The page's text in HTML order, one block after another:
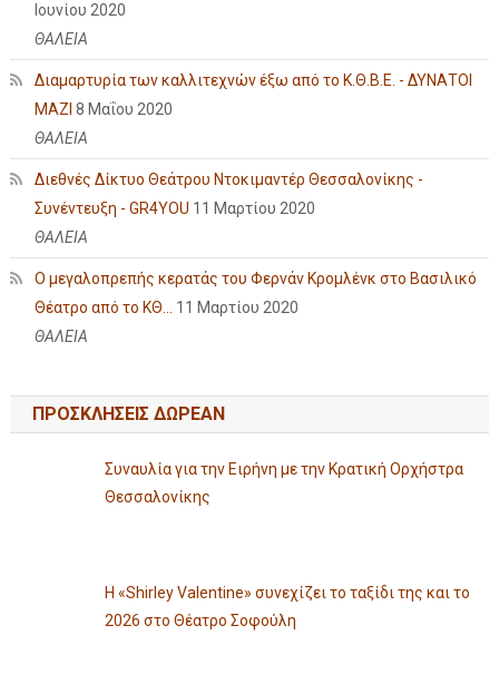
Ιουνίου 2020
ΘΑΛΕΙΑ
Διαμαρτυρία των καλλιτεχνών έξω από το Κ.Θ.Β.Ε. - ΔΥΝΑΤΟΙ
ΜΑΖΙ 8 Μαΐου 2020
ΘΑΛΕΙΑ
Διεθνές Δίκτυο Θεάτρου Ντοκιμαντέρ Θεσσαλονίκης -
Συνέντευξη - GR4YOU 11 Μαρτίου 2020
ΘΑΛΕΙΑ
Ο μεγαλοπρεπής κερατάς του Φερνάν Κρομλένκ στο Βασιλικό
Θέατρο από το ΚΘ... 11 Μαρτίου 2020
ΘΑΛΕΙΑ
ΠΡΟΣΚΛΗΣΕΙΣ ΔΩΡΕΑΝ
Συναυλία για την Ειρήνη με την Κρατική Ορχήστρα
Θεσσαλονίκης
Η «Shirley Valentine» συνεχίζει το ταξίδι της και το
2026 στο Θέατρο Σοφούλη